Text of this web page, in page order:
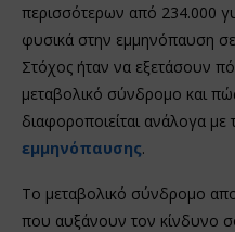
περισσότερων από 234.000
φυσικά στην εμμηνόπαυση σε
Στόχος ήταν να εξετάσουν
μεταβολικό σύνδρομο και
διαφοροποιείται ανάλογα με
εμμηνόπαυσης.
Το μεταβολικό σύνδρομο
που αυξάνουν τον κίνδυνο